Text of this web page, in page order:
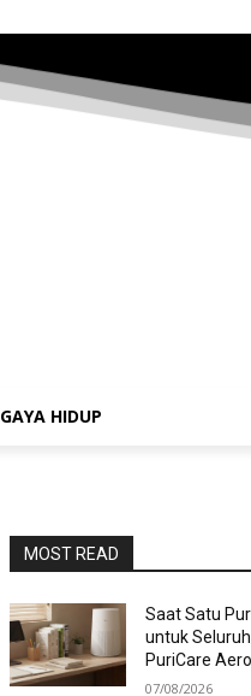
GAYA HIDUP
MOST READ
Saat Satu
untuk
PuriCare
07/08/2026